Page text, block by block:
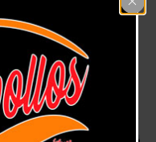
homicidio de